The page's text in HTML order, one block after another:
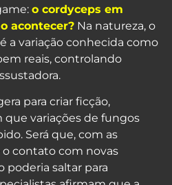
o cordyceps em
acontecer? Na natureza, o
a variação conhecida como
reais, controlando
para criar ficção,
variações de fungos
Será que, com as
contato com novas
poderia saltar para